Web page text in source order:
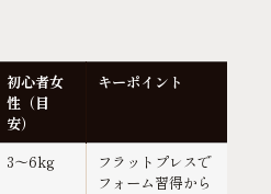
初心者女
性（目
安）
キーポイント
3〜6kg
フラットプレスで
フォーム習得から